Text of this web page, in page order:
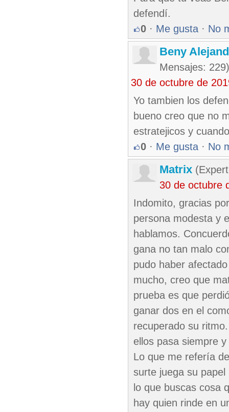
defendí.
0 · Me gusta · No
Beny
Mensajes: 229)
30 de octubre de
Yo tambien los
bueno creo que no
estratejicos y
0 · Me gusta · No
Matrix
30 de octubre
Indomito, gracias
persona modesta y
hablamos.
gana no tan malo
pudo haber
mucho, creo que
prueba es que
ganar dos en el
recuperado su
ellos pasa siempre
Lo que me refería
surte juega su
lo que buscas cosa
hay quien rinde en